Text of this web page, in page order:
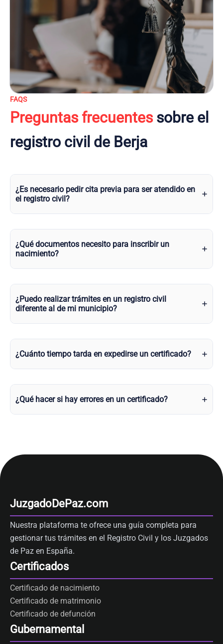
FAQS
Preguntas frecuentessobre el
registro civil de Berja
¿Es necesario pedir cita previa para ser atendido en
el registro civil?
¿Qué documentos necesito para inscribir un
nacimiento?
¿Puedo realizar trámites en un registro civil
diferente al de mi municipio?
¿Cuánto tiempo tarda en expedirse un certificado?
¿Qué hacer si hay errores en un certificado?
JuzgadoDePaz.com
Nuestra plataforma te ofrece una guía completa para
gestionar tus trámites en el Registro Civil y los Juzgados
de Paz en España.
Certificados
Certificado de nacimiento
Certificado de matrimonio
Certificado de defunción
Gubernamental